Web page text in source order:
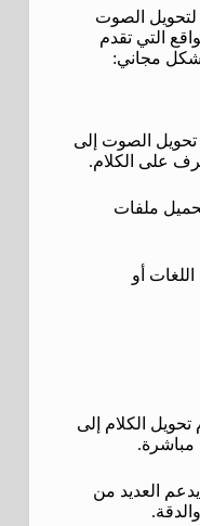
لتحويل الصوت
التي تقدم
مجاني:
الصوت إلى
على الكلام.
ملفات
أو
الكلام إلى
مباشرة.
العديد من